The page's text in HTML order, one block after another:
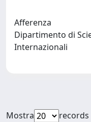
Afferenza
Dipartimento di
Internazionali
Mostra
records